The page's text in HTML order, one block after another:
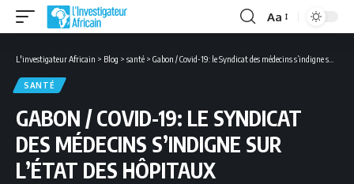
Font
Aa
L'investigateur Africain > Blog > santé > Gabon / Covid-19: le Syndicat des médecins s’indigne sur l’état des hôpitaux
SANTÉ
GABON / COVID-19: LE SYNDICAT
DES MÉDECINS S’INDIGNE SUR
L’ÉTAT DES HÔPITAUX